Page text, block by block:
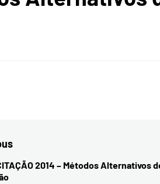
2014 – Métodos Alternativos